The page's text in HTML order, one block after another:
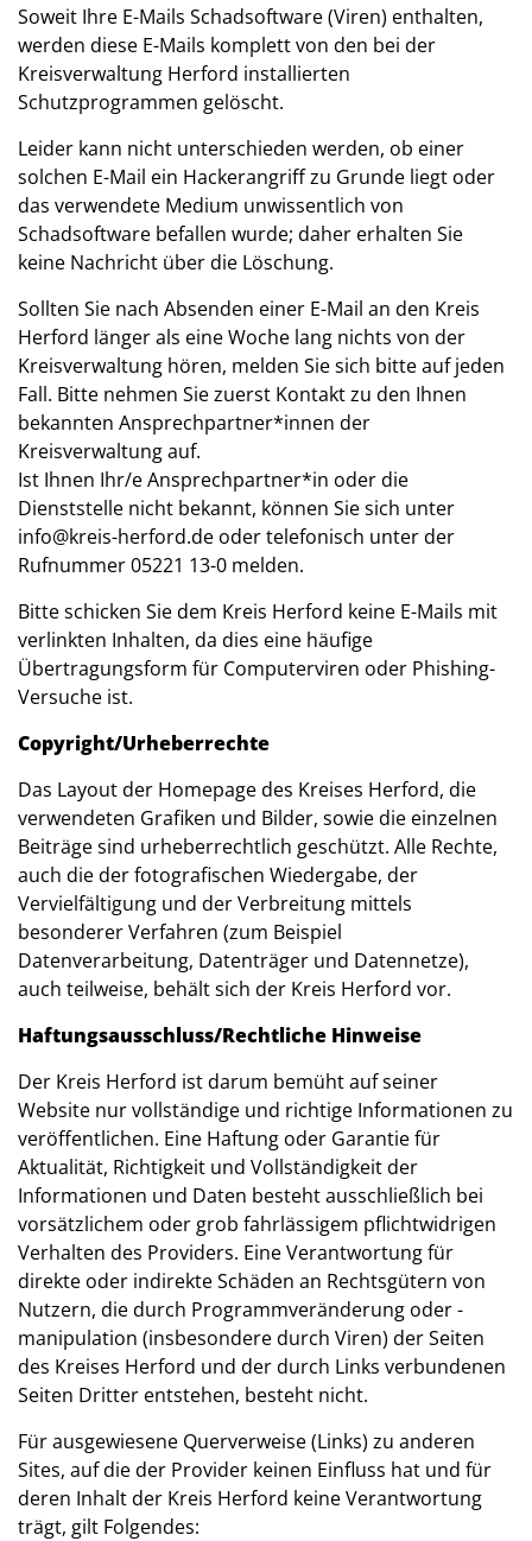
Soweit Ihre E-Mails Schadsoftware (Viren) enthalten,
werden diese E-Mails komplett von den bei der
Kreisverwaltung Herford installierten
Schutzprogrammen gelöscht.
Leider kann nicht unterschieden werden, ob einer
solchen E-Mail ein Hackerangriff zu Grunde liegt oder
das verwendete Medium unwissentlich von
Schadsoftware befallen wurde; daher erhalten Sie
keine Nachricht über die Löschung.
Sollten Sie nach Absenden einer E-Mail an den Kreis
Herford länger als eine Woche lang nichts von der
Kreisverwaltung hören, melden Sie sich bitte auf jeden
Fall. Bitte nehmen Sie zuerst Kontakt zu den Ihnen
bekannten Ansprechpartner*innen der
Kreisverwaltung auf.
Ist Ihnen Ihr/e Ansprechpartner*in oder die
Dienststelle nicht bekannt, können Sie sich unter
info@kreis-herford.de oder telefonisch unter der
Rufnummer 05221 13-0 melden.
Bitte schicken Sie dem Kreis Herford keine E-Mails mit
verlinkten Inhalten, da dies eine häufige
Übertragungsform für Computerviren oder Phishing-
Versuche ist.
Copyright/Urheberrechte
Das Layout der Homepage des Kreises Herford, die
verwendeten Grafiken und Bilder, sowie die einzelnen
Beiträge sind urheberrechtlich geschützt. Alle Rechte,
auch die der fotografischen Wiedergabe, der
Vervielfältigung und der Verbreitung mittels
besonderer Verfahren (zum Beispiel
Datenverarbeitung, Datenträger und Datennetze),
auch teilweise, behält sich der Kreis Herford vor.
Haftungsausschluss/Rechtliche Hinweise
Der Kreis Herford ist darum bemüht auf seiner
Website nur vollständige und richtige Informationen zu
veröffentlichen. Eine Haftung oder Garantie für
Aktualität, Richtigkeit und Vollständigkeit der
Informationen und Daten besteht ausschließlich bei
vorsätzlichem oder grob fahrlässigem pflichtwidrigen
Verhalten des Providers. Eine Verantwortung für
direkte oder indirekte Schäden an Rechtsgütern von
Nutzern, die durch Programmveränderung oder -
manipulation (insbesondere durch Viren) der Seiten
des Kreises Herford und der durch Links verbundenen
Seiten Dritter entstehen, besteht nicht.
Für ausgewiesene Querverweise (Links) zu anderen
Sites, auf die der Provider keinen Einfluss hat und für
deren Inhalt der Kreis Herford keine Verantwortung
trägt, gilt Folgendes: